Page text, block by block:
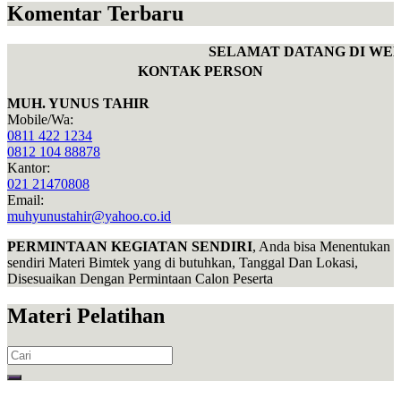
Komentar Terbaru
SELAMAT DATANG DI
KONTAK PERSON
MUH. YUNUS TAHIR
Mobile/Wa:
0811 422 1234
0812 104 88878
Kantor:
021 21470808
Email:
muhyunustahir@yahoo.co.id
PERMINTAAN KEGIATAN SENDIRI, Anda bisa Menentukan
sendiri Materi Bimtek yang di butuhkan, Tanggal Dan Lokasi,
Disesuaikan Dengan Permintaan Calon Peserta
Materi Pelatihan
Search
for: